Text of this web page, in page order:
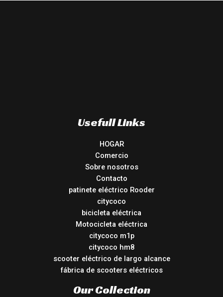
Usefull Links
HOGAR
Comercio
Sobre nosotros
Contacto
patinete eléctrico Rooder
citycoco
bicicleta eléctrica
Motocicleta eléctrica
citycoco m1p
citycoco hm8
scooter eléctrico de largo alcance
fábrica de scooters eléctricos
Our Collection